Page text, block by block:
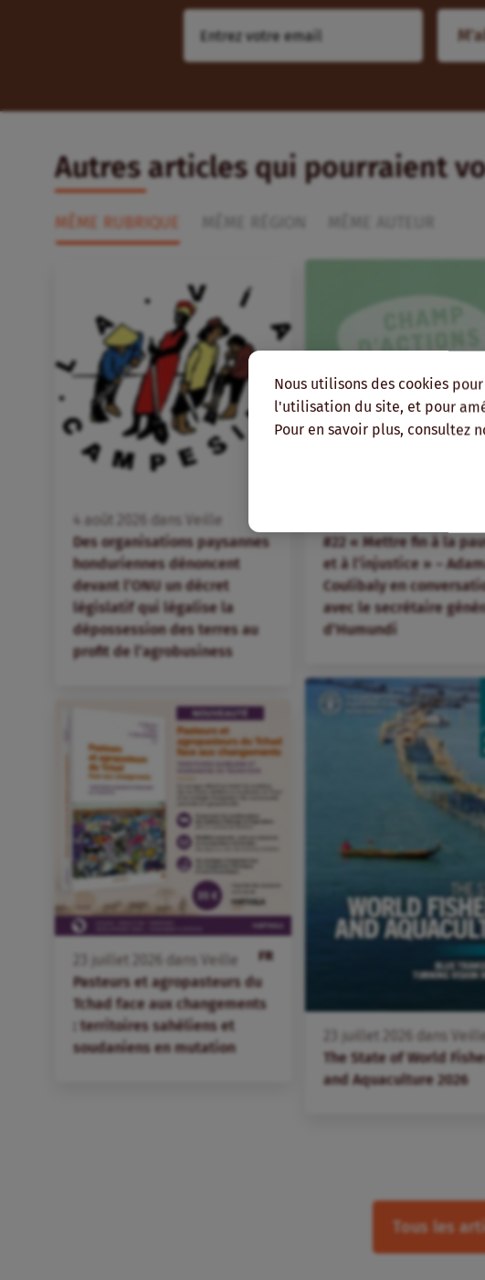
Nous utilisons des cookies
l'utilisation du site, et pour
Pour en savoir plus, consultez
Autres articles qui pourraient
MÊME RUBRIQUE
4 août dans
Veille
Des organisations paysannes
honduriennes dénoncent
devant l’ONU un décret
législatif qui légalise la
dépossession des terres au
profit de l’agrobusiness
#22 « Mettre fin à la
et à l’injustice » –
Coulibaly en
avec le secrétaire
d’Humundi
juillet dans
Veille
The State of World
and Aquaculture 2026
FR
juillet dans
Veille
Pasteurs et agropasteurs du
Tchad face aux changements
: territoires sahéliens et
soudaniens en mutation
Tous les